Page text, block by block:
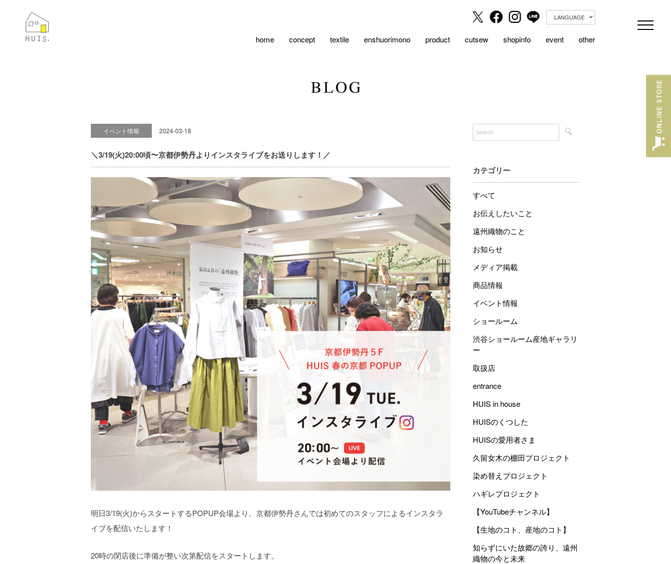
LANGUAGE
home concept textile enshuorimono product cutsew shopinfo event other
イベント情報 2024-03-18
＼3/19(火)20:00頃〜京都伊勢丹よりインスタライブをお送りします！／
明日3/19(火)からスタートするPOPUP会場より、京都伊勢丹さんでは初めてのスタッフによるインスタラ
イブを配信いたします！
20時の閉店後に準備が整い次第配信をスタートします。
カテゴリー
すべて
お伝えしたいこと
遠州織物のこと
お知らせ
メディア掲載
商品情報
イベント情報
ショールーム
渋谷ショールーム産地ギャラリ
ー
取扱店
entrance
HUIS in house
HUISのくつした
HUISの愛用者さま
久留女木の棚田プロジェクト
染め替えプロジェクト
ハギレプロジェクト
【YouTubeチャンネル】
【生地のコト、産地のコト】
知らずにいた故郷の誇り、遠州
織物の今と未来